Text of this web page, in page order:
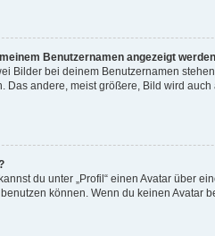
Benutzernamen angezeigt
Bilder bei deinem Benutzernamen
Das andere, meist größere, Bild wird
du unter „Profil“ einen Avatar über
können. Wenn du keinen Avatar